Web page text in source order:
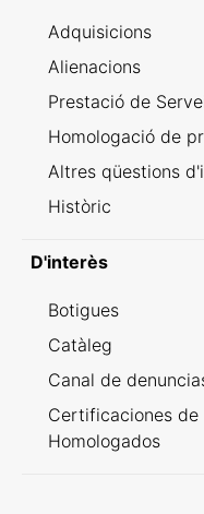
Adquisicions
Alienacions
Prestació de
Homologació de
Altres qüestions
Històric
D'interès
Botigues
Catàleg
Canal de
Certificaciones de
Homologados